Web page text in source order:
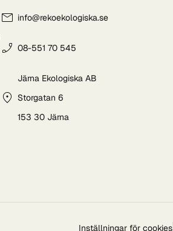
info@rekoekologiska.se
08-551 70 545
Järna Ekologiska AB
Storgatan 6
153 30 Järna
Inställningar för cookies